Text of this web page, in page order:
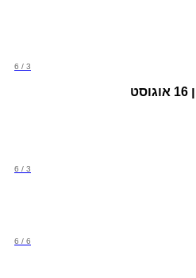
3 / 6
16 אוגוסט
3 / 6
6 / 6